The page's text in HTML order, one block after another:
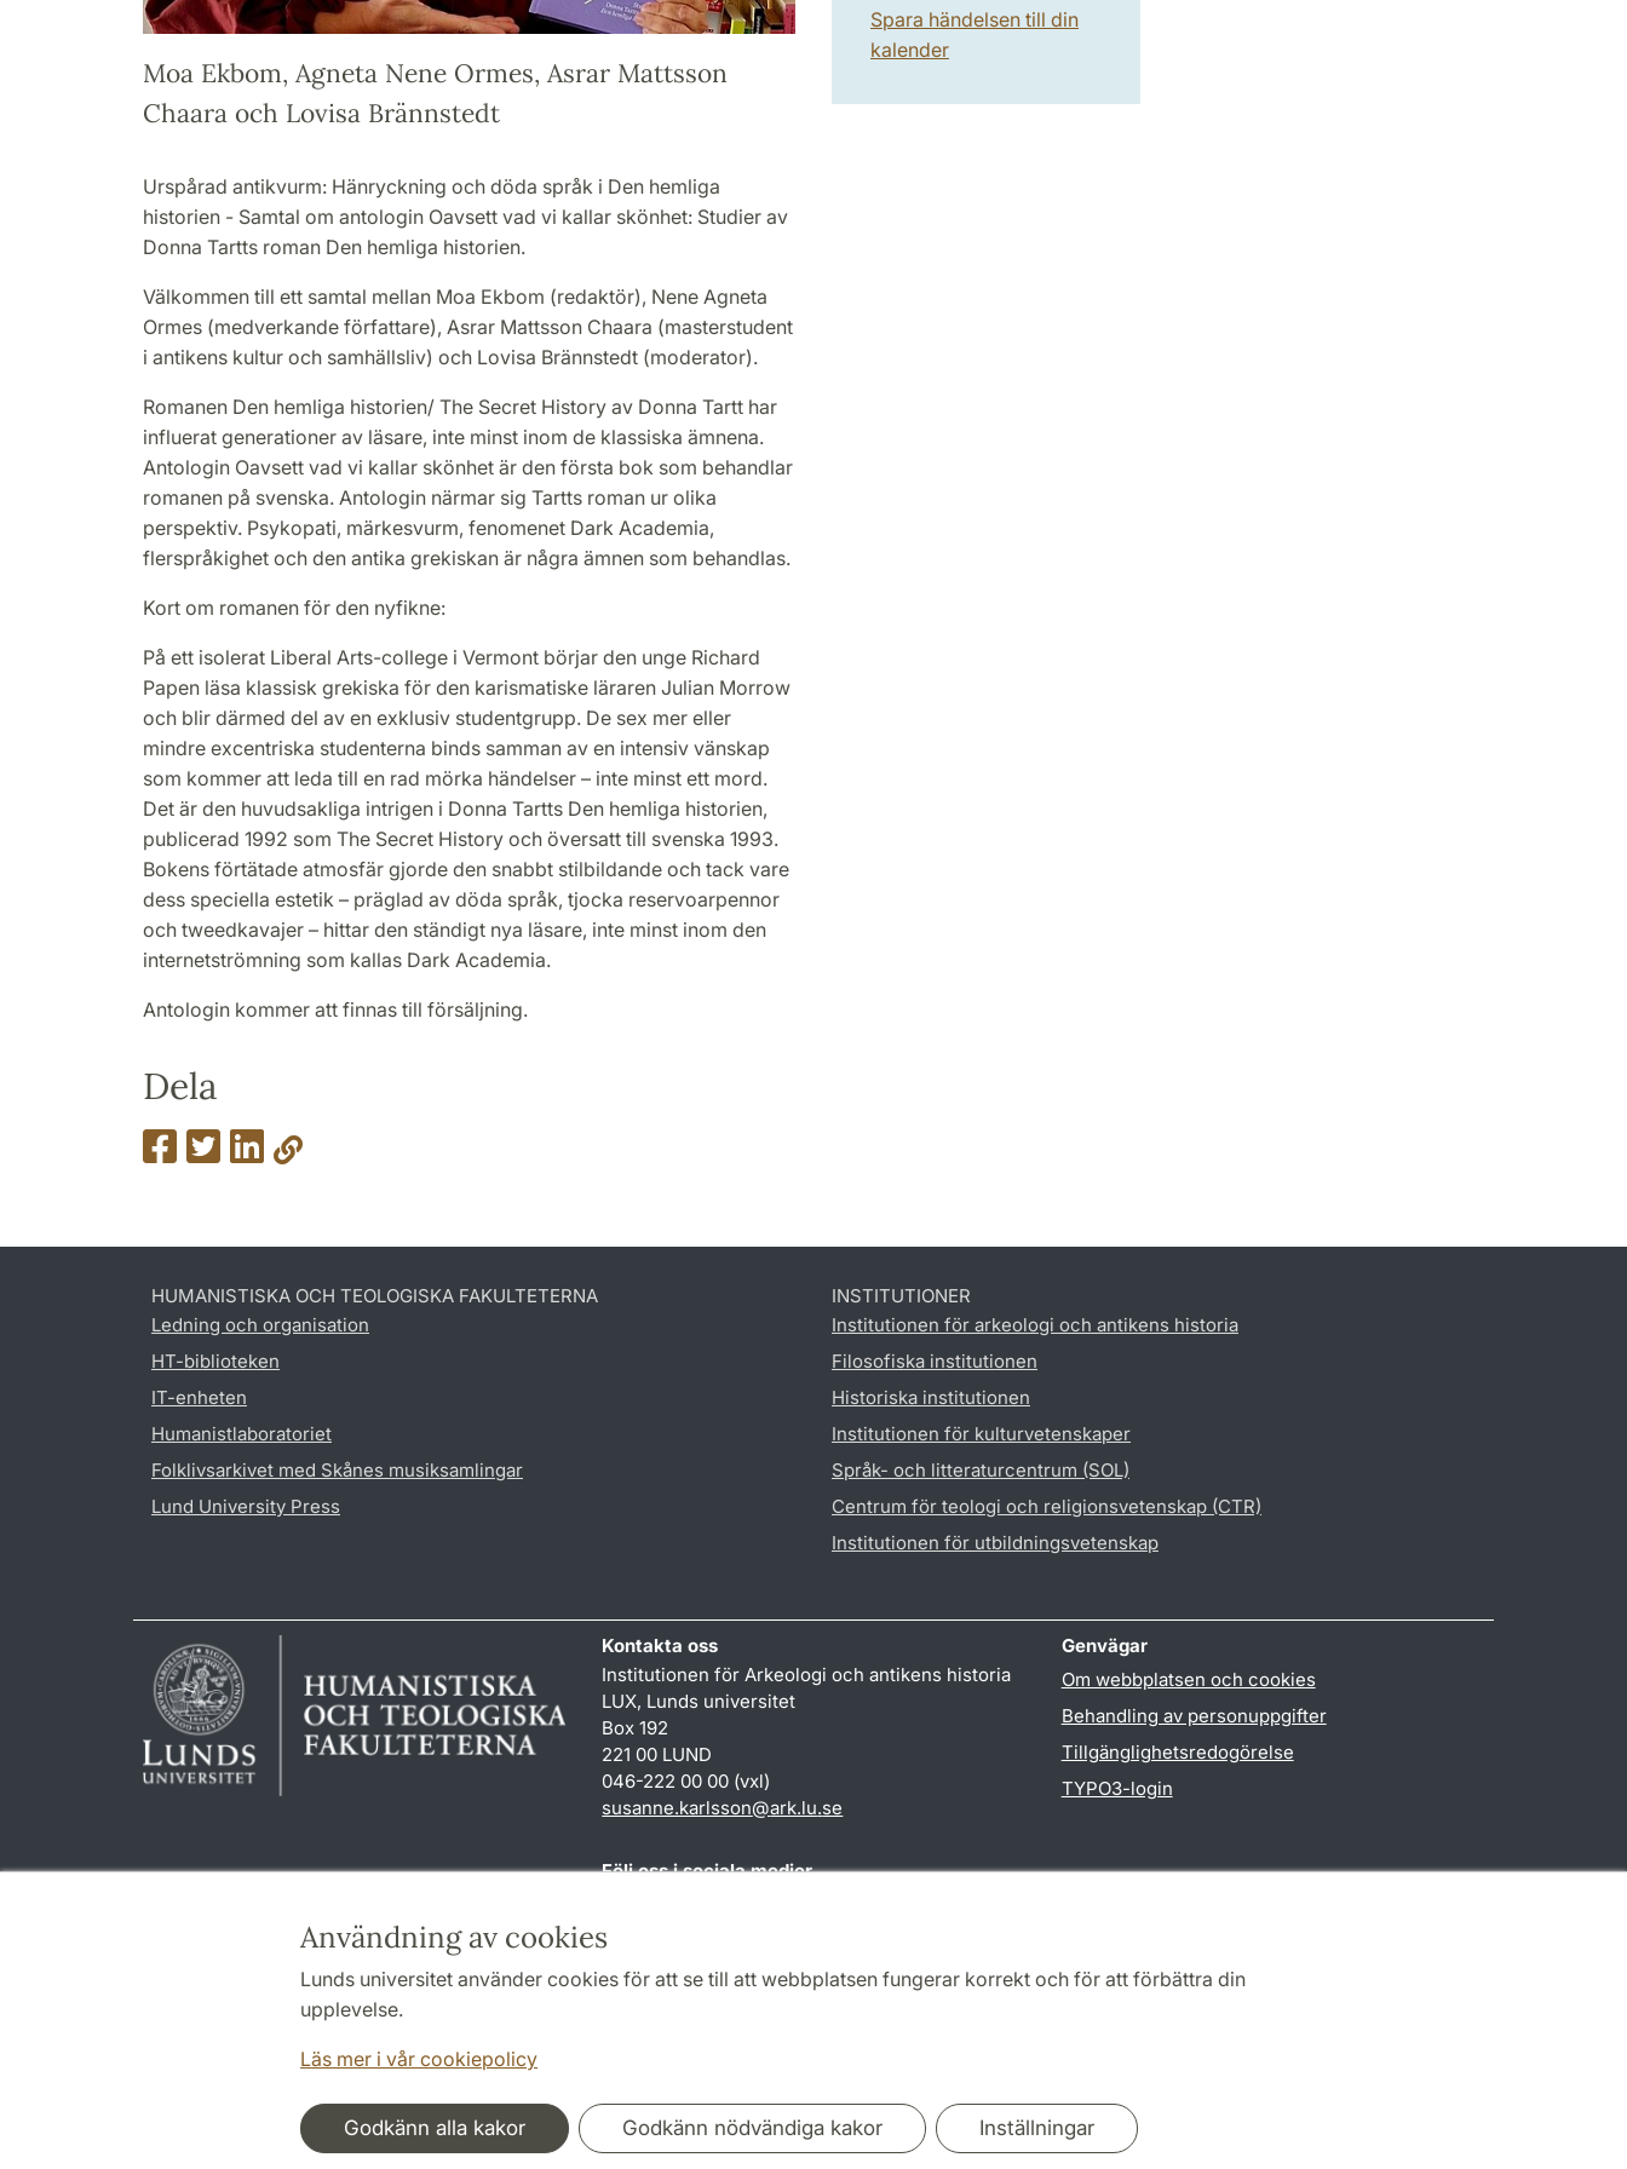
Användning av cookies
Lunds universitet använder cookies för att se till att webbplatsen fungerar korrekt och för att förbättra din
upplevelse.
Läs mer i vår cookiepolicy
Godkänn alla kakor Godkänn nödvändiga kakor Inställningar
Moa Ekbom, Agneta Nene Ormes, Asrar Mattsson
Chaara och Lovisa Brännstedt
Urspårad antikvurm: Hänryckning och döda språk i Den hemliga
historien - Samtal om antologin Oavsett vad vi kallar skönhet: Studier av
Donna Tartts roman Den hemliga historien.
Välkommen till ett samtal mellan Moa Ekbom (redaktör), Nene Agneta
Ormes (medverkande författare), Asrar Mattsson Chaara (masterstudent
i antikens kultur och samhällsliv) och Lovisa Brännstedt (moderator).
Romanen Den hemliga historien/ The Secret History av Donna Tartt har
influerat generationer av läsare, inte minst inom de klassiska ämnena.
Antologin Oavsett vad vi kallar skönhet är den första bok som behandlar
romanen på svenska. Antologin närmar sig Tartts roman ur olika
perspektiv. Psykopati, märkesvurm, fenomenet Dark Academia,
flerspråkighet och den antika grekiskan är några ämnen som behandlas.
Kort om romanen för den nyfikne:
På ett isolerat Liberal Arts-college i Vermont börjar den unge Richard
Papen läsa klassisk grekiska för den karismatiske läraren Julian Morrow
och blir därmed del av en exklusiv studentgrupp. De sex mer eller
mindre excentriska studenterna binds samman av en intensiv vänskap
som kommer att leda till en rad mörka händelser – inte minst ett mord.
Det är den huvudsakliga intrigen i Donna Tartts Den hemliga historien,
publicerad 1992 som The Secret History och översatt till svenska 1993.
Bokens förtätade atmosfär gjorde den snabbt stilbildande och tack vare
dess speciella estetik – präglad av döda språk, tjocka reservoarpennor
och tweedkavajer – hittar den ständigt nya läsare, inte minst inom den
internetströmning som kallas Dark Academia.
Antologin kommer att finnas till försäljning.
Dela
Spara händelsen till din
kalender
HUMANISTISKA OCH TEOLOGISKA FAKULTETERNA
Ledning och organisation
HT-biblioteken
IT-enheten
Humanistlaboratoriet
Folklivsarkivet med Skånes musiksamlingar
Lund University Press
INSTITUTIONER
Institutionen för arkeologi och antikens historia
Filosofiska institutionen
Historiska institutionen
Institutionen för kulturvetenskaper
Språk- och litteraturcentrum (SOL)
Centrum för teologi och religionsvetenskap (CTR)
Institutionen för utbildningsvetenskap
Kontakta oss
Institutionen för Arkeologi och antikens historia
LUX, Lunds universitet
Box 192
221 00 LUND
046-222 00 00 (vxl)
susanne.karlsson@ark.lu.se
Genvägar
Om webbplatsen och cookies
Behandling av personuppgifter
Tillgänglighetsredogörelse
TYPO3-login
Följ oss i sociala medier